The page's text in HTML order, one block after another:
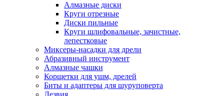
Алмазные диски
Круги отрезные
Диски пильные
Круги шлифовальные, зачистные,
лепестковые
Миксеры-насадки для дрели
Абразивный инструмент
Алмазные чашки
Корщетки для ушм, дрелей
Биты и адаптеры для шуруповерта
Лезвия